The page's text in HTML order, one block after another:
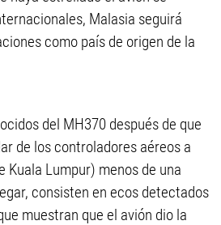
Malasia seguirá
como país de origen de la
del MH370 después de que
de los controladores aéreos a
Kuala Lumpur) menos de una
consisten en ecos detectados
muestran que el avión dio la